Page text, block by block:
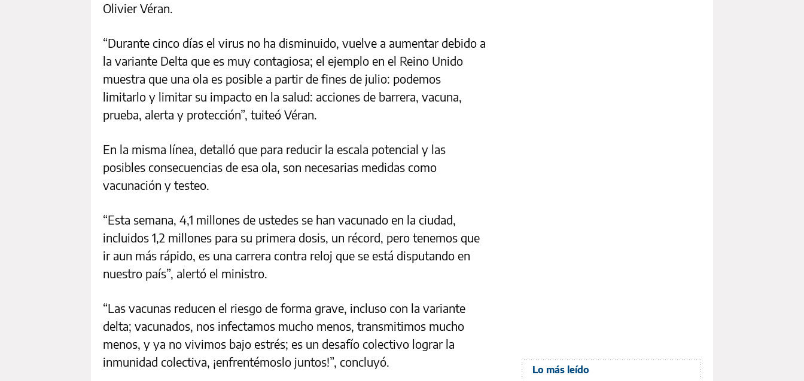
Olivier Véran.
“Durante cinco días el virus no ha disminuido, vuelve a aumentar debido a
la variante Delta que es muy contagiosa; el ejemplo en el Reino Unido
muestra que una ola es posible a partir de fines de julio: podemos
limitarlo y limitar su impacto en la salud: acciones de barrera, vacuna,
prueba, alerta y protección”, tuiteó Véran.
En la misma línea, detalló que para reducir la escala potencial y las
posibles consecuencias de esa ola, son necesarias medidas como
vacunación y testeo.
“Esta semana, 4,1 millones de ustedes se han vacunado en la ciudad,
incluidos 1,2 millones para su primera dosis, un récord, pero tenemos que
ir aun más rápido, es una carrera contra reloj que se está disputando en
nuestro país”, alertó el ministro.
“Las vacunas reducen el riesgo de forma grave, incluso con la variante
delta; vacunados, nos infectamos mucho menos, transmitimos mucho
menos, y ya no vivimos bajo estrés; es un desafío colectivo lograr la
inmunidad colectiva, ¡enfrentémoslo juntos!”, concluyó.
Lo más leído